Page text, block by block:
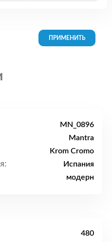
MN_0896
Mantra
Krom Cromo
Испания
модерн
480